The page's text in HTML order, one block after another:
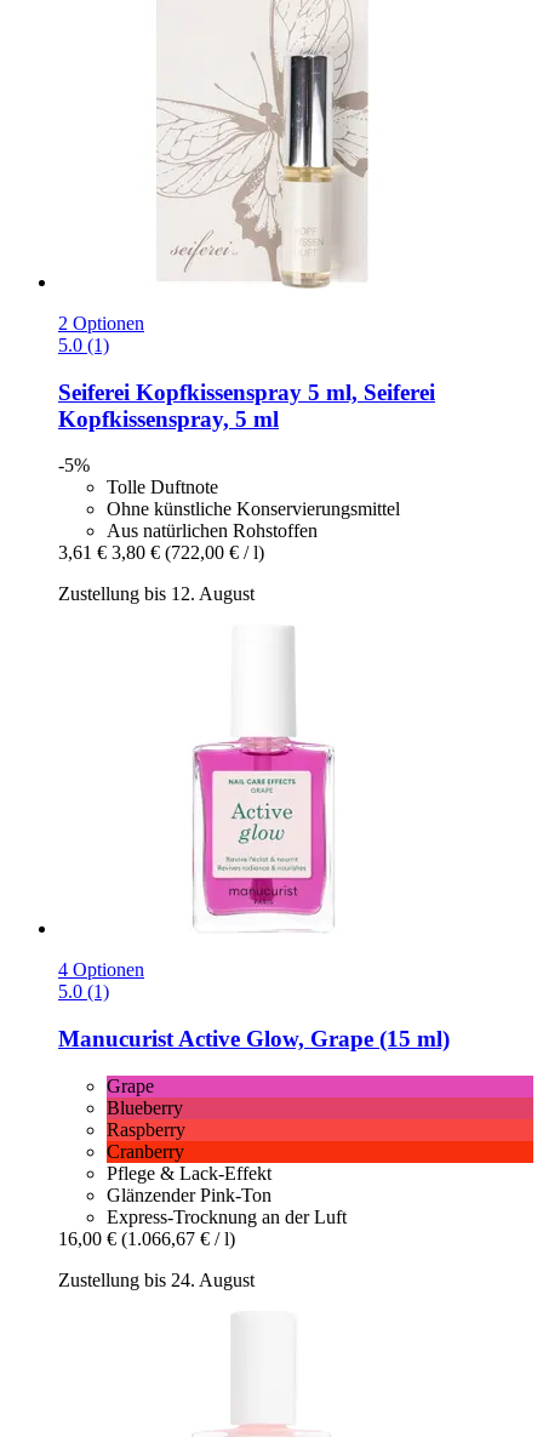
2 Optionen
5.0 (1)
Seiferei Kopfkissenspray 5 ml, Seiferei
Kopfkissenspray, 5 ml
-5%
Tolle Duftnote
Ohne künstliche Konservierungsmittel
Aus natürlichen Rohstoffen
3,61 € 3,80 € (722,00 € / l)
Zustellung bis 12. August
4 Optionen
5.0 (1)
Manucurist Active Glow, Grape (15 ml)
Grape
Blueberry
Raspberry
Cranberry
Pflege & Lack-Effekt
Glänzender Pink-Ton
Express-Trocknung an der Luft
16,00 € (1.066,67 € / l)
Zustellung bis 24. August